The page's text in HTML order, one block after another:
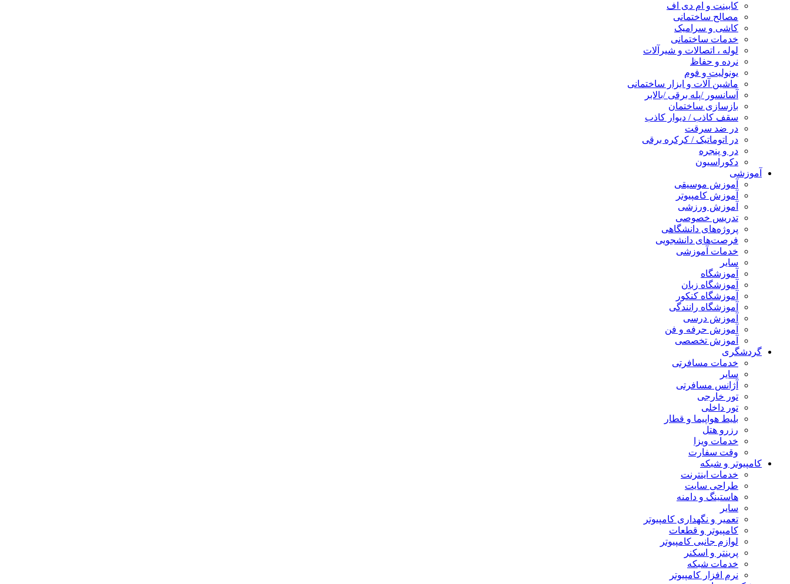
کابینت و ام دی اف
مصالح ساختمانی
کاشی و سرامیک
خدمات ساختمانی
لوله ، اتصالات و شیرآلات
نرده و حفاظ
یونولیت و فوم
ماشین آلات و ابزار ساختمانی
آسانسور /پله برقی /بالابر
بازسازی ساختمان
سقف کاذب / دیوار کاذب
در ضد سرقت
در اتوماتیک / کرکره برقی
در و پنجره
دکوراسیون
آموزشی
آموزش موسیقی
آموزش کامپیوتر
آموزش ورزشی
تدریس خصوصی
پروژه‌های دانشگاهی
فرصت‌های دانشجویی
خدمات آموزشی
سایر
آموزشگاه
آموزشگاه زبان
آموزشگاه کنکور
آموزشگاه رانندگی
آموزش درسی
آموزش حرفه و فن
آموزش تخصصی
گردشگری
خدمات مسافرتی
سایر
آژانس مسافرتی
تور خارجی
تور داخلی
بلیط هواپیما و قطار
رزرو هتل
خدمات ویزا
وقت سفارت
کامپیوتر و شبکه
خدمات اینترنت
طراحی سایت
هاستینگ و دامنه
سایر
تعمیر و نگهداری کامپیوتر
کامپیوتر و قطعات
لوازم جانبی کامپیوتر
پرینتر و اسکنر
خدمات شبکه
نرم افزار کامپیوتر